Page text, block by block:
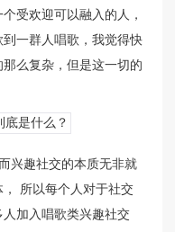
受欢迎可以融入的人，
一群人唱歌，我觉得快
么复杂，但是这一切的
兴趣社交的本质无非就
所以每个人对于社交
加入唱歌类兴趣社交